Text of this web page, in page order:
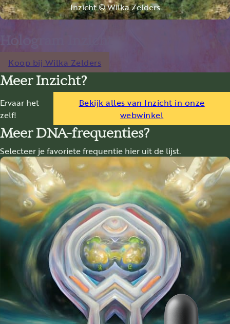
Inzicht © Wilka Zelders
Hologram Inzicht
Koop bij Wilka Zelders
Meer Inzicht?
Ervaar het
zelf!
Bekijk alles van Inzicht in onze
webwinkel
Meer DNA-frequenties?
Selecteer je favoriete frequentie hier uit de lijst.